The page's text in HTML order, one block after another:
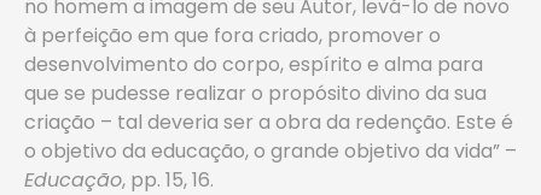
no homem a imagem de seu Autor, levá-lo de novo
à perfeição em que fora criado, promover o
desenvolvimento do corpo, espírito e alma para
que se pudesse realizar o propósito divino da sua
criação – tal deveria ser a obra da redenção. Este é
o objetivo da educação, o grande objetivo da vida” –
Educação, pp. 15, 16.